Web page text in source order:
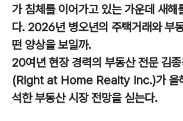
가 침체를 이어가고 있는 가운데 새해
다. 2026년 병오년의 주택거래와 부
떤 양상을 보일까.
20여년 현장 경력의 부동산 전문 김종
(Right at Home Realty Inc.)가 올
석한 부동산 시장 전망을 싣는다.